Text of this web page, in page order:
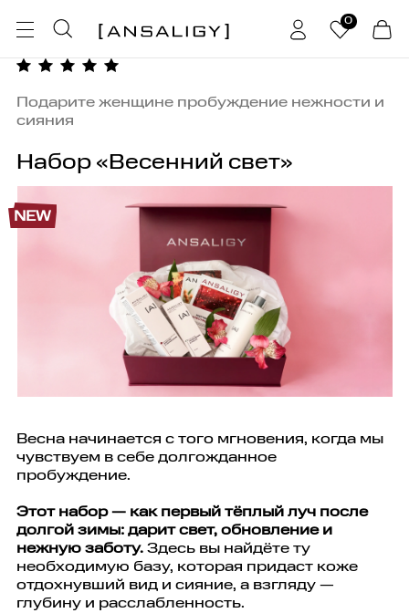
Подарите женщине пробуждение нежности и
сияния
Набор «Весенний свет»
NEW
Весна начинается с того мгновения, когда мы
чувствуем в себе долгожданное
пробуждение.
Этот набор — как первый тёплый луч после
долгой зимы: дарит свет, обновление и
нежную заботу. Здесь вы найдёте ту
необходимую базу, которая придаст коже
отдохнувший вид и сияние, а взгляду —
глубину и расслабленность.
0